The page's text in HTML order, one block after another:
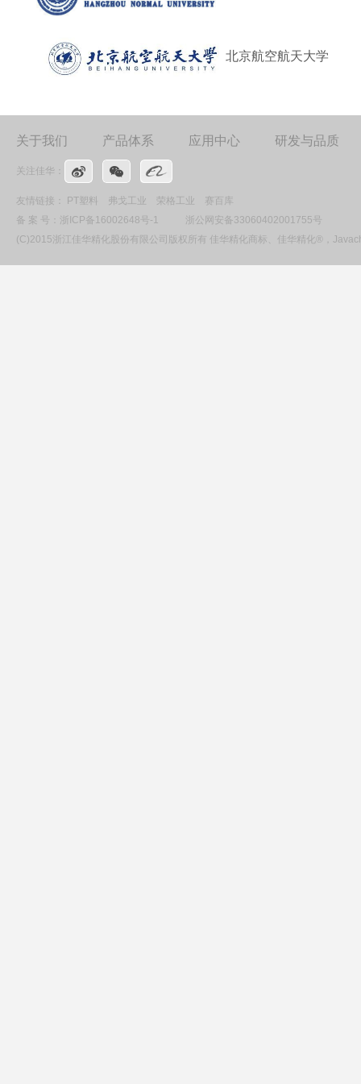
北京航空航天大学
关于我们 产品体系 应用中心 研发与品质
关注佳华：
友情链接： PT塑料 弗戈工业 荣格工业
赛百库
备 案 号： 浙ICP备16002648号-1
浙公网安备33060402001755号
(C)2015浙江佳华精化股份有限公司版权所有 佳华精化商标、佳华精化®，